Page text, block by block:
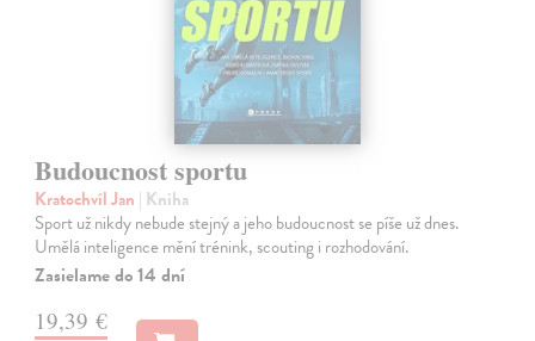
Budoucnost sportu
Kratochvíl Jan | Kniha
Sport už nikdy nebude stejný a jeho budoucnost se píše už dnes.
Umělá inteligence mění trénink, scouting i rozhodování.
Zasielame do 14 dní
19,39 €